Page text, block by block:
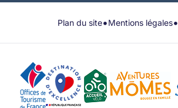
Plan du site•Mentions légales•